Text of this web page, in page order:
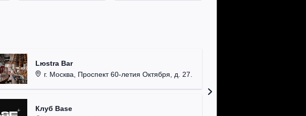
Lюstra Bar
г. Москва, Проспект 60-летия Октября, д. 27.
Клуб Base